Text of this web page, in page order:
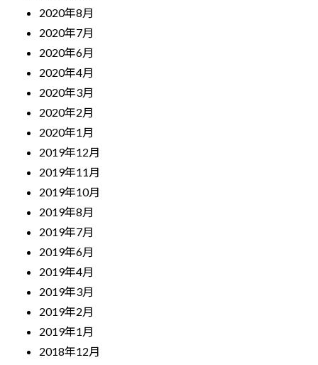
2020年8月
2020年7月
2020年6月
2020年4月
2020年3月
2020年2月
2020年1月
2019年12月
2019年11月
2019年10月
2019年8月
2019年7月
2019年6月
2019年4月
2019年3月
2019年2月
2019年1月
2018年12月